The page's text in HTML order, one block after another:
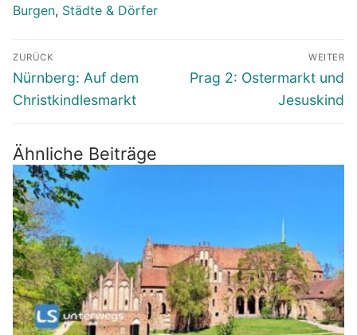
Burgen, Städte & Dörfer
Beitragsnavigation
ZURÜCK
Vorheriger
Beitrag:
Nürnberg: Auf dem
Christkindlesmarkt
WEITER
Nächster
Prag 2: Ostermarkt und
Jesuskind
Ähnliche Beiträge